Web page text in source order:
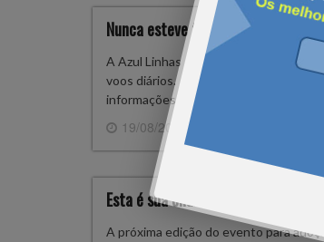
Nunca esteve tão fácil voar de
A Azul Linhas Aéreas Brasileiras terá
voos diários. A tarifa para a nova rota
informações: www.voeazul.com.br
19/08/2015
Esta é sua chance de arrumar um
A próxima edição do evento para